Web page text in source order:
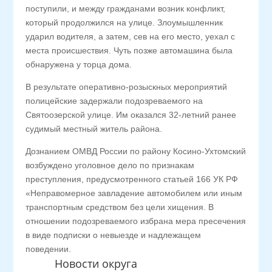
Новости округа
поступили, и между гражданами возник конфликт,
который продолжился на улице. Злоумышленник
ударил водителя, а затем, сев на его место, уехал с
места происшествия. Чуть позже автомашина была
обнаружена у торца дома.
В результате оперативно-розыскных мероприятий
полицейские задержали подозреваемого на
Святоозерской улице. Им оказался 32-летний ранее
судимый местный житель района.
Дознанием ОМВД России по району Косино-Ухтомский
возбуждено уголовное дело по признакам
преступления, предусмотренного статьей 166 УК РФ
«Неправомерное завладение автомобилем или иным
транспортным средством без цели хищения. В
отношении подозреваемого избрана мера пресечения
в виде подписки о невыезде и надлежащем
поведении.